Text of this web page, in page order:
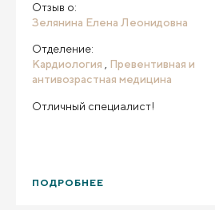
Отзыв о:
Зелянина Елена Леонидовна
Отделение:
Кардиология
Превентивная и
антивозрастная медицина
Отличный специалист!
ПОДРОБНЕЕ